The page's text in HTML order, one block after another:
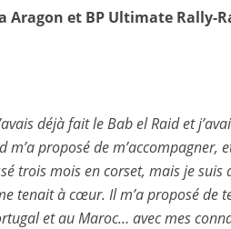
Aragon et BP Ultimate Rally-
déjà fait le Bab el Raid et
proposé de m’accompagner,
trois mois en corset, mais je
tenait à cœur. Il m’a proposé de
et au Maroc… avec mes